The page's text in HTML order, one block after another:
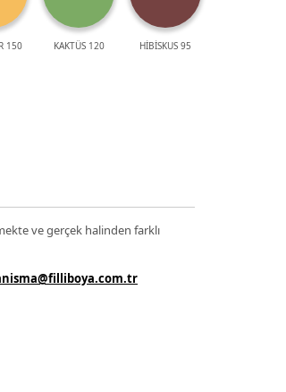
150 KAKTÜS 120 HİBİSKUS 95
ve gerçek halinden farklı